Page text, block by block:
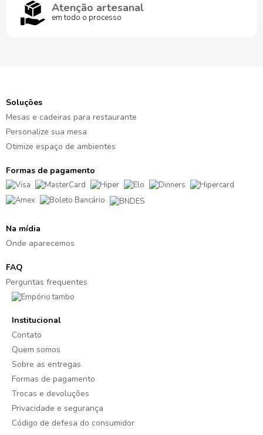
Atenção artesanal
em todo o processo
Soluções
Mesas e cadeiras para restaurante
Personalize sua mesa
Otimize espaço de ambientes
Formas de pagamento
Na mídia
Onde aparecemos
FAQ
Perguntas frequentes
Institucional
Contato
Quem somos
Sobre as entregas
Formas de pagamento
Trocas e devoluções
Privacidade e segurança
Código de defesa do consumidor